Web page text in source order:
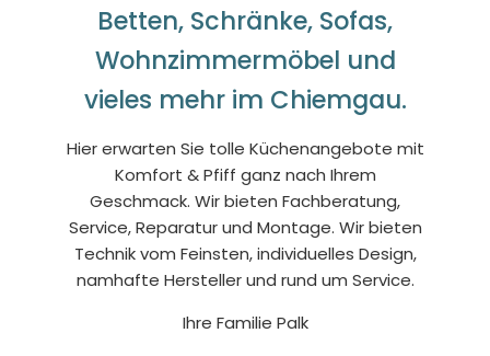
Betten, Schränke, Sofas,
Wohnzimmermöbel und
vieles mehr im Chiemgau.
Hier erwarten Sie tolle Küchenangebote mit
Komfort & Pfiff ganz nach Ihrem
Geschmack. Wir bieten Fachberatung,
Service, Reparatur und Montage. Wir bieten
Technik vom Feinsten, individuelles Design,
namhafte Hersteller und rund um Service.
Ihre Familie Palk